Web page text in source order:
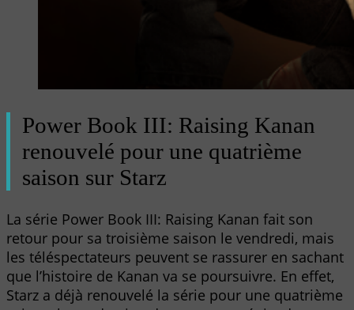
Power Book III: Raising Kanan
renouvelé pour une quatrième
saison sur Starz
La série Power Book III: Raising Kanan fait son
retour pour sa troisième saison le vendredi, mais
les téléspectateurs peuvent se rassurer en sachant
que l’histoire de Kanan va se poursuivre. En effet,
Starz a déjà renouvelé la série pour une quatrième